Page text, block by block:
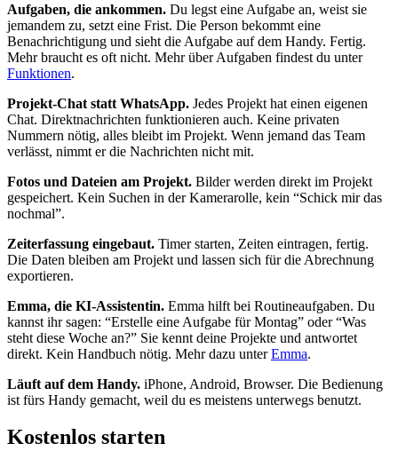
Aufgaben, die ankommen. Du legst eine Aufgabe an, weist sie
jemandem zu, setzt eine Frist. Die Person bekommt eine
Benachrichtigung und sieht die Aufgabe auf dem Handy. Fertig.
Mehr braucht es oft nicht. Mehr über Aufgaben findest du unter
Funktionen.
Projekt-Chat statt WhatsApp. Jedes Projekt hat einen eigenen
Chat. Direktnachrichten funktionieren auch. Keine privaten
Nummern nötig, alles bleibt im Projekt. Wenn jemand das Team
verlässt, nimmt er die Nachrichten nicht mit.
Fotos und Dateien am Projekt. Bilder werden direkt im Projekt
gespeichert. Kein Suchen in der Kamerarolle, kein “Schick mir das
nochmal”.
Zeiterfassung eingebaut. Timer starten, Zeiten eintragen, fertig.
Die Daten bleiben am Projekt und lassen sich für die Abrechnung
exportieren.
Emma, die KI-Assistentin. Emma hilft bei Routineaufgaben. Du
kannst ihr sagen: “Erstelle eine Aufgabe für Montag” oder “Was
steht diese Woche an?” Sie kennt deine Projekte und antwortet
direkt. Kein Handbuch nötig. Mehr dazu unterEmma.
Läuft auf dem Handy. iPhone, Android, Browser. Die Bedienung
ist fürs Handy gemacht, weil du es meistens unterwegs benutzt.
Kostenlos starten